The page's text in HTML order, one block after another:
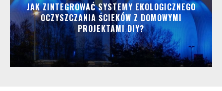
JAK ZINTEGROWAĆ SYSTEMY EKOLOGICZNEGO
OCZYSZCZANIA ŚCIEKÓW Z DOMOWYMI
PROJEKTAMI DIY?